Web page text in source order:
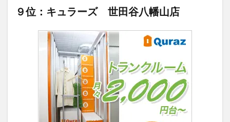
９位：キュラーズ 世田谷八幡山店